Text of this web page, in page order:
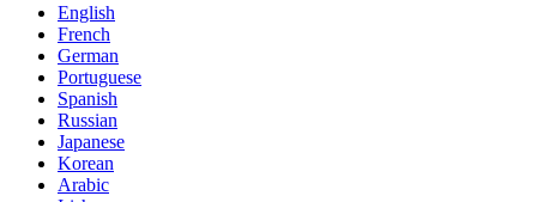
English
French
German
Portuguese
Spanish
Russian
Japanese
Korean
Arabic